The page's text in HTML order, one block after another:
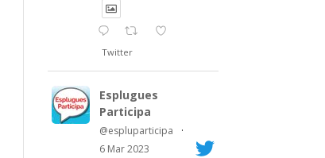
Twitter
Esplugues
Participa
@espluparticipa
·
6 Mar 2023